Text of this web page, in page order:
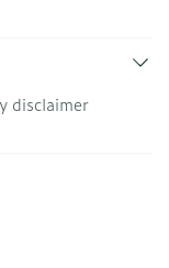
disclaimer